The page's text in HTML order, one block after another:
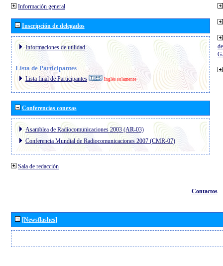
Información general
Inscripción de delegados
Informaciones de utilidad
Lista de Participantes
Lista final de Participantes Inglés solamente
Conferencias conexas
Asamblea de Radiocomunicaciones 2003 (AR-03)
Conferencia Mundial de Radiocomunicaciones 2007 (CMR-07)
Sala de redacción
Contactos
[Newsflashes]